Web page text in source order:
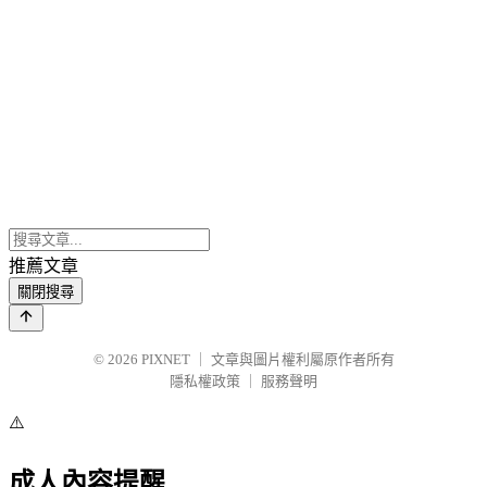
推薦文章
關閉搜尋
© 2026 PIXNET
文章與圖片權利屬原作者所有
隱私權政策
服務聲明
⚠️